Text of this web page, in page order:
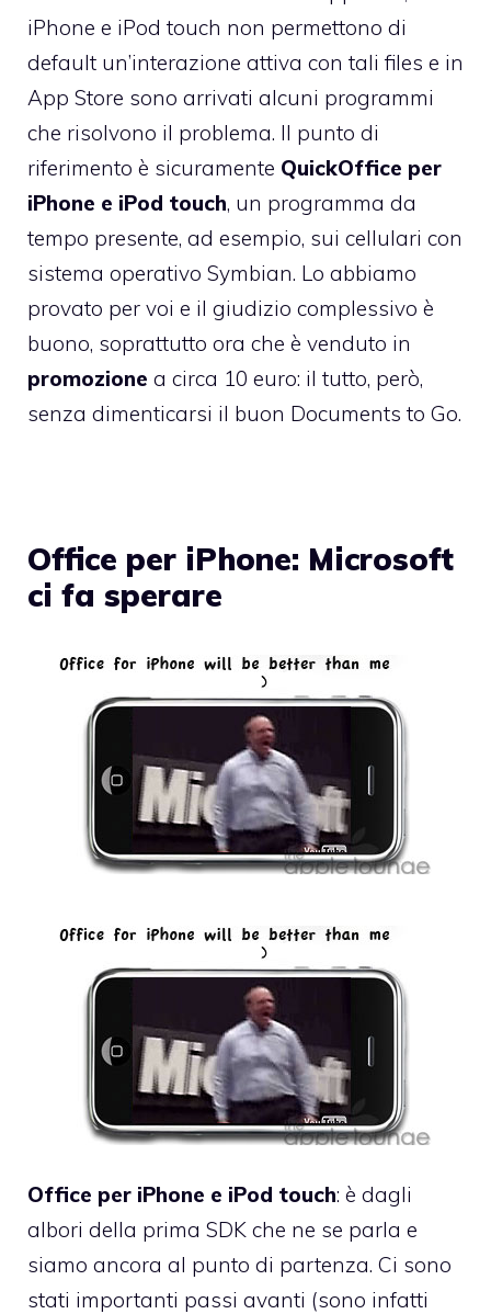
iPhone e iPod touch non permettono di
default un’interazione attiva con tali files e in
App Store sono arrivati alcuni programmi
che risolvono il problema. Il punto di
riferimento è sicuramente QuickOffice per
iPhone e iPod touch, un programma da
tempo presente, ad esempio, sui cellulari con
sistema operativo Symbian. Lo abbiamo
provato per voi e il giudizio complessivo è
buono, soprattutto ora che è venduto in
promozione a circa 10 euro: il tutto, però,
senza dimenticarsi il buon Documents to Go.
Office per iPhone: Microsoft
ci fa sperare
Office per iPhone e iPod touch: è dagli
albori della prima SDK che ne se parla e
siamo ancora al punto di partenza. Ci sono
stati importanti passi avanti (sono infatti